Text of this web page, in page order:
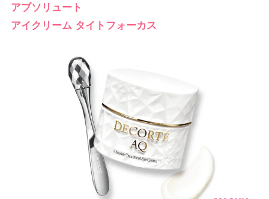
アブソリュート
アイクリーム タイトフォーカス